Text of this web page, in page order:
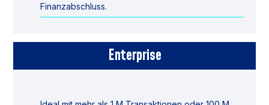
Finanzabschluss.
Enterprise